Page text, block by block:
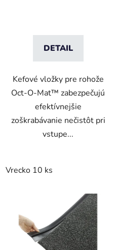
DETAIL
Kefové vložky pre rohože
Oct-O-Mat™ zabezpečujú
efektívnejšie
zoškrabávanie nečistôt pri
vstupe...
Vrecko 10 ks